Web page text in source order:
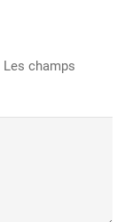
Les champs